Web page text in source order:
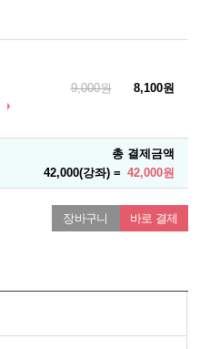
9,000원 8,100원
총 결제금액
42,000(강좌) = 42,000원
장바구니 바로 결제